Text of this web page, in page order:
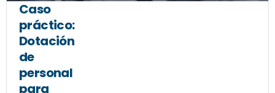
Caso
práctico:
Dotación
de
personal
para